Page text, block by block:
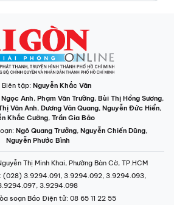
Biên tập: Nguyễn Khắc Văn
Anh, Phạm Văn Trường, Bùi Thị Hồng Sương,
Vân Anh, Dương Văn Quang, Nguyễn Đức Hiển,
Khắc Cường, Trần Gia Bảo
Ngô Quang Trưởng, Nguyễn Chiến Dũng,
Nguyễn Phước Bình
Thị Minh Khai, Phường Bàn Cờ, TP.HCM
: (028) 3.9294.091, 3.9294.092, 3.9294.093,
3.9294.098
soạn Báo Điện tử: 08 65 11 22 55